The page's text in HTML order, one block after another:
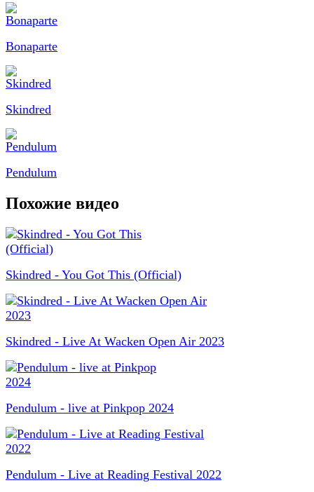
Bonaparte
Skindred
Pendulum
Похожие видео
Skindred - You Got This (Official)
Skindred - Live At Wacken Open Air 2023
Pendulum - live at Pinkpop 2024
Pendulum - Live at Reading Festival 2022